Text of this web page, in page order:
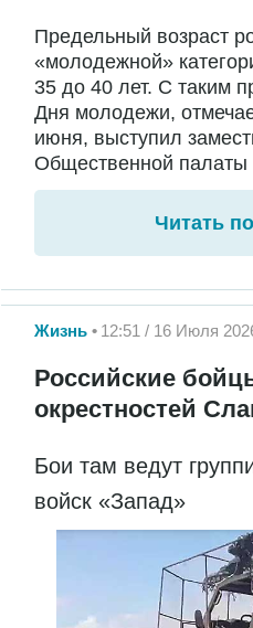
Предельный возраст
«молодежной»
35 до 40 лет. С таким
Дня молодежи,
июня, выступил
Общественной
Читать
Жизнь 12:51 / 16 Июля
Российские
окрестностей
Бои там ведут
войск «Запад»